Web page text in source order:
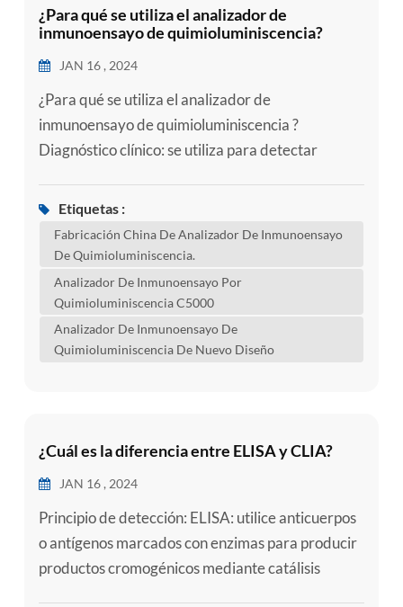
¿Para qué se utiliza el analizador de
inmunoensayo de quimioluminiscencia?
JAN 16 , 2024
¿Para qué se utiliza el analizador de
inmunoensayo de quimioluminiscencia ?
Diagnóstico clínico: se utiliza para detectar
niveles hormonales, etc. en sangre, orina y otras
muestras biológicas para ayudar al diagnóstico y
tratamiento clínico. Investigación biológica: En el
ámbito de la investigación científica, se utiliza
para estudiar la aparición y des...
Etiquetas :
Fabricación China De Analizador De Inmunoensayo
De Quimioluminiscencia.
Analizador De Inmunoensayo Por
Quimioluminiscencia C5000
Analizador De Inmunoensayo De
Quimioluminiscencia De Nuevo Diseño
¿Cuál es la diferencia entre ELISA y CLIA?
JAN 16 , 2024
Principio de detección: ELISA: utilice anticuerpos
o antígenos marcados con enzimas para producir
productos cromogénicos mediante catálisis